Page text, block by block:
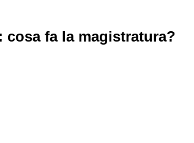
fa la magistratura?